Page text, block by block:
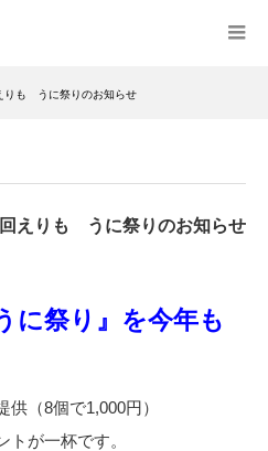
も うに祭りのお知らせ
えりも うに祭りのお知らせ
祭り』を今年も
（8個で1,000円）
が一杯です。